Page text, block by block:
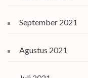
September 2021
Agustus 2021